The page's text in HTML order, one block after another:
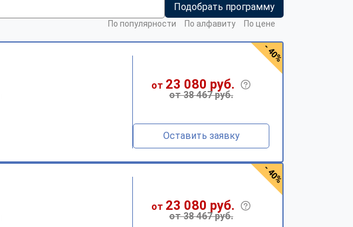
Подобрать программу
По популярности По алфавиту По цене
от 23 080 руб.
от 38 467 руб.
Оставить заявку
- 40%
от 23 080 руб.
от 38 467 руб.
- 40%